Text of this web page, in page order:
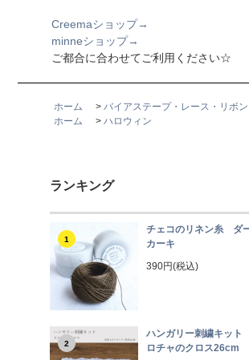
Creemaショップ→
minneショップ→
ご都合に合わせてご利用ください☆
ホーム > バイアステープ・レース・リボン
ホーム
> ハロウィン
ランキング
1
チェコのリネン糸 ダ
カーキ
390円(税込)
2
ハンガリー刺繍キッ
ロチャのクロス26cm